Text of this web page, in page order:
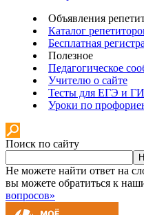
Объявления
Каталог
Бесплатная
Полезное
Педагогическое
Учителю о сайте
Тесты для ЕГЭ и
Уроки по
Поиск по сайту
Не можете найти ответ на
вы можете обратиться к
вопросов»